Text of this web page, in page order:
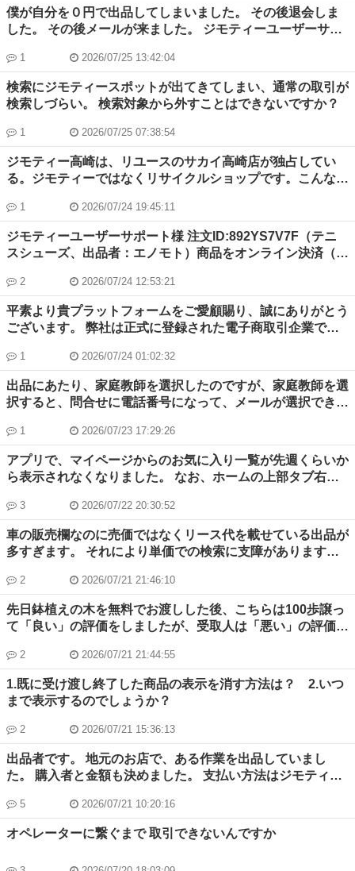
僕が自分を０円で出品してしまいました。 その後退会しま
した。 その後メールが来ました。 ジモティーユーザーサポ
て写真送ってくださいと書かれてました。
1 2026/07/25 13:42:04
検索にジモティースポットが出てきてしまい、通常の取引が
検索しづらい。 検索対象から外すことはできないですか？
1 2026/07/25 07:38:54
ジモティー高崎は、リユースのサカイ高崎店が独占してい
る。ジモティーではなくリサイクルショップです。こんな状
1 2026/07/24 19:45:11
ジモティーユーザーサポート様 注文ID:892YS7V7F（テニ
スシューズ、出品者：エノモト）商品をオンライン決済（ク
理由でキャンセルの連絡もらいました。 クレジット決済
（ｄカード）の引落しはされないという理解で よろしいで
すか。 ご回答宜しくお願いします。 徳重（ジモティーニッ
クネーム「とくさん」）
2 2026/07/24 12:53:21
平素より貴プラットフォームをご愛顧賜り、誠にありがとう
ございます。 弊社は正式に登録された電子商取引企業であ
に取り扱っており、取り扱いSKUは5000種類以上になりま
す。今般、弊社法人名義にて貴プラットフォームに出店・営
業を予定しており、運営の適法性・効率性を確保するため、
下記の通り公式ルールについて問い合わせをさせていただき
ます。何卒ご回答のほどよろしくお願いいたします。 記 1.
法人アカウントの特別権限について 会社名義で法人認証を
完了し出店した場合、個人アカウントと比較し、法人アカウ
ントのみの特別な運営権限、機能特権、優遇制度等はござい
を教えてください。 2. 商品一括上架・一括管理機能の対応
について 弊社は商品点数が多く、SKU数が5000種類以上に
達するため、大量商品の一括上架、一括編集、一括管理機能
の対応状況、またはバッチツール・API連携機能の有無につ
いて確認させてください。大量商品の効率的な登録・運用が
可能かどうか教えてください。 3. プラットフォームの商用
利用可否について 法人アカウントによる常時的な営利販
売・企業商用運営は、貴プラットフォームの規約に完全に適
る制限の有無を教えてください。 4. 海外発送及び日本国内
物流拠点からの出店合规性について ①貴プラットフォーム
は海外からの直接発送に対応しておりますでしょうか。 ②
もし海外直送が不可の場合、弊社は全商品を事前に日本国内
に輸入し、大阪の佐川急便物流拠点に集約保管し、日本国内
拠点より出荷する運用方式を予定しております。当該日本国
内物流拠点からの出荷方式は、貴プラットフォームのルール
に適合し合规かどうかご確認ください。 5. その他注意事項
コスプレ商品）及び上記日本国内集約出荷モデルにおいて、
特別な審査基準、カテゴリールール、物流規制、アフターサ
ービス基準、違反リスク等、留意すべき事項があれば、ご教
1 2026/07/24 01:02:32
出品にあたり、家庭教師を選択したのですが、家庭教師を選
択すると、問合せに電話番号になって、メールが選択できな
い。
1 2026/07/23 17:29:26
アプリで、マイページからのお気に入り一覧が先週くらいか
ら表示されなくなりました。 なお、ホームの上部タブ右か
ん。) 解決方法ご存知の方いらっしゃいましたらご教示いた
だけたら幸いです。 よろしくお願いいたします。
3 2026/07/22 20:30:52
車の販売欄なのに売価ではなくリース代を載せている出品が
多すぎます。 それにより単価での検索に支障があります。
2 2026/07/21 21:46:10
先日鉢植えの木を無料でお渡しした後、こちらは100歩譲っ
て「良い」の評価をしましたが、受取人は「悪い」の評価を
かれていました。投稿画面の所で「こちらが指定した場所に
来られる人に限ります」と書いているのに約束の時間の３分
前に勝手に受取人が受取場所を変えてきたので、私はそちら
へ向かいますのメッセージを送って、重い植木鉢を持って受
取人が指定した某駐車場へ向かいました。私は約束の時間の
10分前から私が指定した場所で待っていました。某駐車場
へ着くと受取人が書いた色の車が見当たらず、もう一度くま
なく車番と車種を確認して探すと色は違いますが車番と車種
た。しばらくすると受取人が現れ、後でメッセージを確認し
ますと某駐車場を指定した後に再び他の場所を受け渡し場所
に変更していました。コメントには「受け渡し場所に着いて
2 2026/07/21 21:44:55
1.既に受け渡し終了した商品の表示を消す方法は？ 2.いつ
まで表示するのでしょうか？
2 2026/07/21 15:36:13
出品者です。 地元のお店で、ある作業を出品していまし
た。 購入者と金額も決めました。 支払い方法はジモティー
｢売ります・あげます｣カテゴリに出品したらカテゴリ違いで
削除されてしまい、｢助け合い｣に出品してと運営から連絡が
来ましたがそのカテゴリはあんしん決済にできません。 オ
5 2026/07/21 10:20:16
オペレーターに繋ぐまで 取引できないんですか